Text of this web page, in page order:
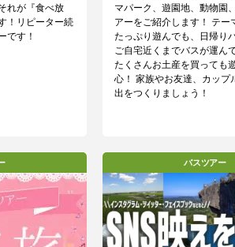
れが『食べ放
！リピーター続
です！
マパーク、遊園地、動物園
アーをご紹介します！ テー
たっぷり遊んでも、日帰り
ご自宅近くまでバスが運ん
たくさんお土産を買っても
心！ 家族やお友達、カップ
出をつくりましょう！
バスツアー